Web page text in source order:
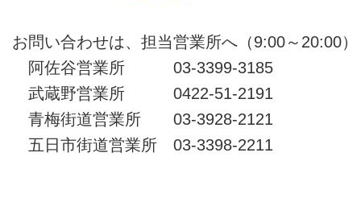
お問い合わせは、担当営業所へ（9:00～20:00）
阿佐谷営業所 03-3399-3185
武蔵野営業所 0422-51-2191
青梅街道営業所 03-3928-2121
五日市街道営業所 03-3398-2211